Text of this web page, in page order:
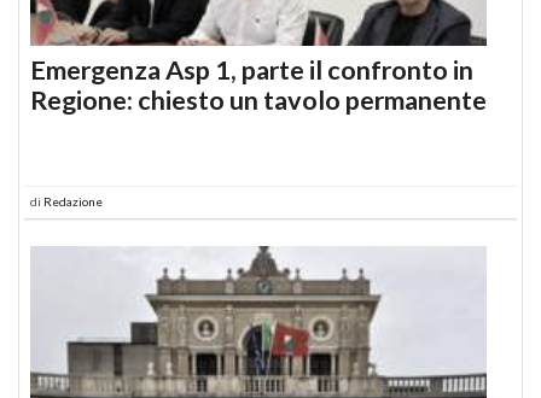
Emergenza Asp 1, parte il confronto in
Regione: chiesto un tavolo permanente
di Redazione